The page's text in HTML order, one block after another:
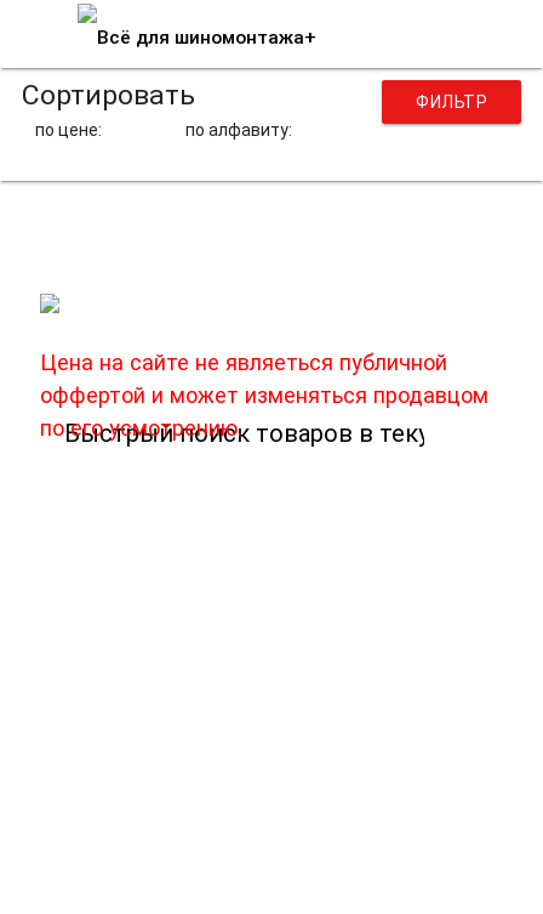
ФИЛЬТР
Сортировать
по цене: по алфавиту:
Цена на сайте не являеться публичной
оффертой и может изменяться продавцом
по его усмотрению.